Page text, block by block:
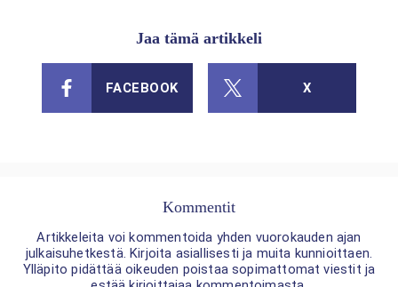
Jaa tämä artikkeli
FACEBOOK X
Kommentit
Artikkeleita voi kommentoida yhden vuorokauden ajan
julkaisuhetkestä. Kirjoita asiallisesti ja muita kunnioittaen.
Ylläpito pidättää oikeuden poistaa sopimattomat viestit ja